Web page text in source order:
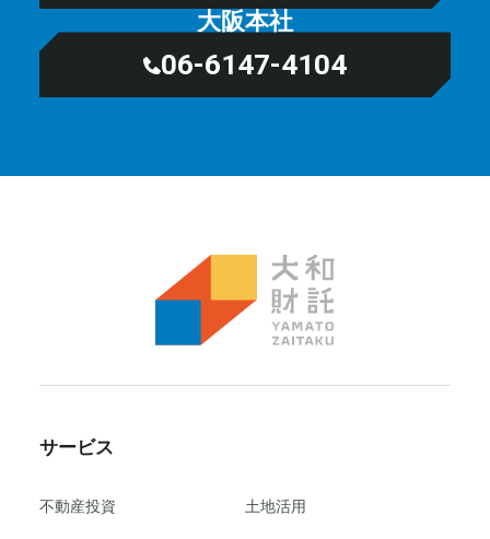
大阪本社
06-6147-4104
サービス
不動産投資
⼟地活⽤